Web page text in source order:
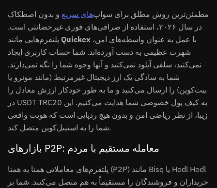
مطمئن‌ترین روش مطلق برای سواپ‌های سریع و بدون اصطکاک
در سال ۲۰۲۶، استفاده از صرافی‌های فوری غیرحضانتی است.
Quickex
شهرت عظیمی به دست آورده‌اند. شما حساب کاربری ایجاد
نمی‌کنید، سلفی آپلود نمی‌کنید و آنها وجوه شما را نگه نمی‌دارند.
شما به سادگی یک ارز دیجیتال غیرمرتبط (مانند مونرو یا
بیت‌کوین) را ارسال می‌کنید و ما به طور خودکار ارزش معادل را
در USDT TRC20 به کیف پول خصوصی شما هدایت می‌کنیم. این
زیبا، از نظر ریاضی امن و بدون هیچ ردپایی است که هویت واقعی
شما را به استیبل‌کوین متصل کند.
بازارهای P2P: معامله مستقیم با مردم
پلتفرم‌های معاملاتی همتا به همتا (P2P) مانند Bisq یا Hodl Hodl
خریداران و فروشندگان را مستقیماً به هم متصل می‌کنند. شما بر